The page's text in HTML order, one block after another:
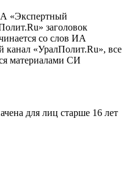
«Экспертный
заголовок
со слов ИА
«УралПолит.Ru», все
материалами СИ
для лиц старше 16 лет